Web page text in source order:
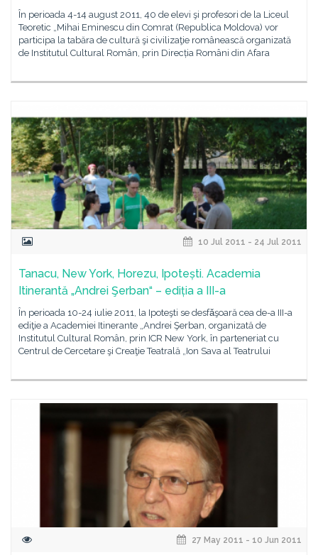
În perioada 4-14 august 2011, 40 de elevi şi profesori de la Liceul
Teoretic „Mihai Eminescu din Comrat (Republica Moldova) vor
participa la tabăra de cultură şi civilizaţie românească organizată
de Institutul Cultural Român, prin Direcția Români din Afara
10 Jul 2011 - 24 Jul 2011
Tanacu, New York, Horezu, Ipotești. Academia
Itinerantă „Andrei Şerban“ – ediția a III-a
În perioada 10-24 iulie 2011, la Ipoteşti se desfǎşoară cea de-a III-a
ediţie a Academiei Itinerante „Andrei Şerban, organizată de
Institutul Cultural Român, prin ICR New York, în parteneriat cu
Centrul de Cercetare şi Creaţie Teatrală „Ion Sava al Teatrului
27 May 2011 - 10 Jun 2011